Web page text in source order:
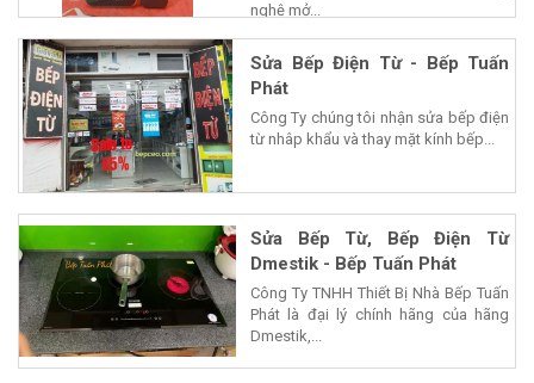
nghệ mở...
Sửa Bếp Điện Từ - Bếp Tuấn
Phát
Công Ty chúng tôi nhận sửa bếp điện
từ nhâp khẩu và thay mặt kính bếp...
Sửa Bếp Từ, Bếp Điện Từ
Dmestik - Bếp Tuấn Phát
Công Ty TNHH Thiết Bị Nhà Bếp Tuấn
Phát là đại lý chính hãng của hãng
Dmestik,...